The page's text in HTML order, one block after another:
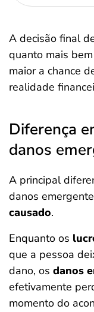
A decisão final
quanto mais
maior a chance
realidade
Diferença
danos
A principal
danos
causado.
Enquanto os
que a pessoa
dano, os danos
efetivamente
momento do